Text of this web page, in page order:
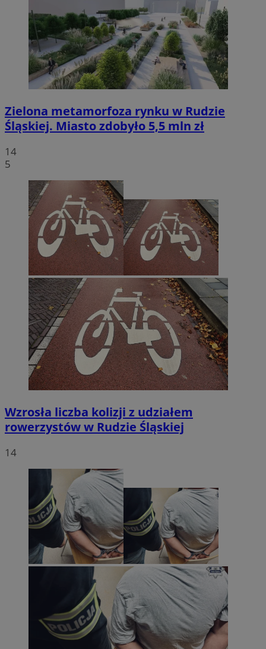
Zielona metamorfoza rynku w Rudzie
Śląskiej. Miasto zdobyło 5,5 mln zł
14
5
Wzrosła liczba kolizji z udziałem
rowerzystów w Rudzie Śląskiej
14